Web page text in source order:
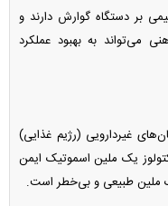
بر دستگاه گوارش دارند و
می‌تواند به بهبود عملکرد
غیردارویی (رژیم غذایی)
یک ملین اسموتیک ایمن
ملین طبیعی و بی‌خطر است.